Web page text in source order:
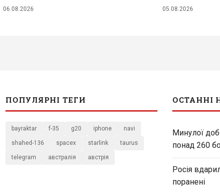
06.08.2026 05.08.2026
ПОПУЛЯРНІ ТЕГИ
bayraktar f-35 g20 iphone navi
shahed-136 spacex starlink taurus
telegram австралія австрія
ОСТАННІ
Минулої
понад 260
Росія
поранені